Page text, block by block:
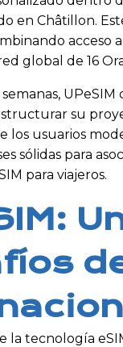
en Châtillon.
acceso
global de 16
su
los usuarios
sólidas para
para viajeros.
la tecnología